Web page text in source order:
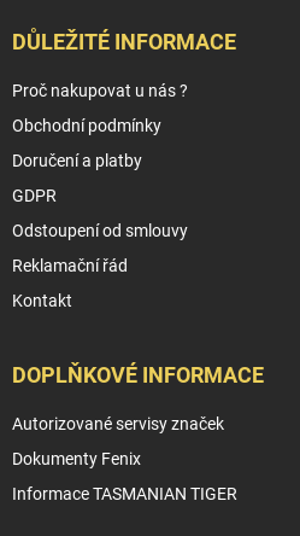
DŮLEŽITÉ INFORMACE
Proč nakupovat u nás ?
Obchodní podmínky
Doručení a platby
GDPR
Odstoupení od smlouvy
Reklamační řád
Kontakt
DOPLŇKOVÉ INFORMACE
Autorizované servisy značek
Dokumenty Fenix
Informace TASMANIAN TIGER